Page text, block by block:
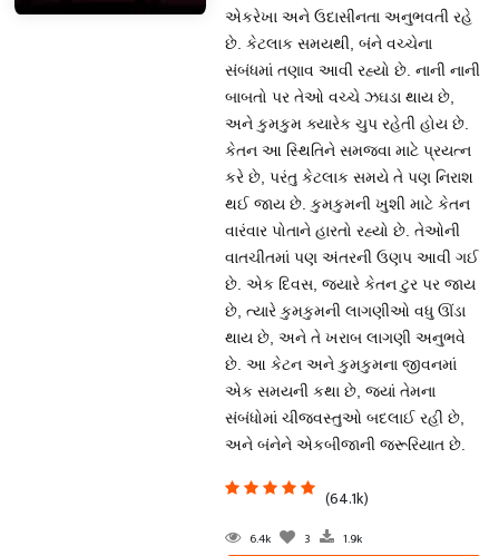
એકરેખા અને ઉદાસીનતા અનુભવતી રહે
છે. કેટલાક સમયથી, બંને વચ્ચેના
સંબંધમાં તણાવ આવી રહ્યો છે. નાની નાની
બાબતો પર તેઓ વચ્ચે ઝઘડા થાય છે,
અને કુમકુમ ક્યારેક ચુપ રહેતી હોય છે.
કેતન આ સ્થિતિને સમજવા માટે પ્રયત્ન
કરે છે, પરંતુ કેટલાક સમયે તે પણ નિરાશ
થઈ જાય છે. કુમકુમની ખુશી માટે કેતન
વારંવાર પોતાને હારતો રહ્યો છે. તેઓની
વાતચીતમાં પણ અંતરની ઉણપ આવી ગઈ
છે. એક દિવસ, જ્યારે કેતન ટુર પર જાય
છે, ત્યારે કુમકુમની લાગણીઓ વધુ ઊંડા
થાય છે, અને તે ખરાબ લાગણી અનુભવે
છે. આ કેટન અને કુમકુમના જીવનમાં
એક સમયની કથા છે, જ્યાં તેમના
સંબંધોમાં ચીજવસ્તુઓ બદલાઈ રહી છે,
અને બંનેને એકબીજાની જરૂરિયાત છે.
(64.1k)
6.4k 3 1.9k